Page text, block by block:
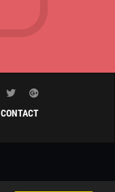
CONTACT